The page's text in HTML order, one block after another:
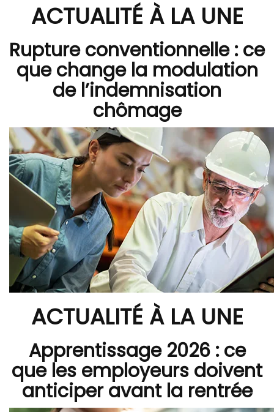
ACTUALITÉ À LA UNE
Rupture conventionnelle : ce
que change la modulation
de l’indemnisation
chômage
ACTUALITÉ À LA UNE
Apprentissage 2026 : ce
que les employeurs doivent
anticiper avant la rentrée